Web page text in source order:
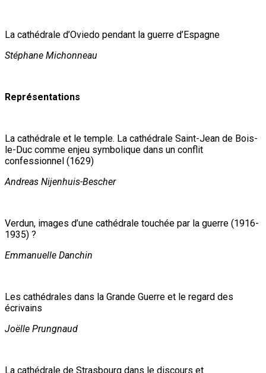
La cathédrale d’Oviedo pendant la guerre d’Espagne
Stéphane Michonneau
Représentations
La cathédrale et le temple. La cathédrale Saint-Jean de Bois-
le-Duc comme enjeu symbolique dans un conflit
confessionnel (1629)
Andreas Nijenhuis-Bescher
Verdun, images d’une cathédrale touchée par la guerre (1916-
1935) ?
Emmanuelle Danchin
Les cathédrales dans la Grande Guerre et le regard des
écrivains
Joëlle Prungnaud
La cathédrale de Strasbourg dans le discours et